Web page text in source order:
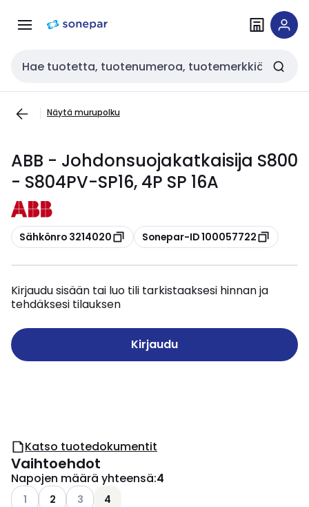
navigointiinsisältöön
Haku
Näytä murupolku
ABB - Johdonsuojakatkaisija S800
- S804PV-SP16, 4P SP 16A
Kopioi
Sähkönro 3214020 Kopioi
Sonepar-ID 100057722
Kirjaudu sisään tai luo tili tarkistaaksesi hinnan ja
tehdäksesi tilauksen
Kirjaudu
Katso tuotedokumentit
Vaihtoehdot
Napojen määrä yhteensä:4
Katso käytettävissä olevat vaihtoehdot
1 2 Katso käytettävissä olevat vaihtoehdot
3 4